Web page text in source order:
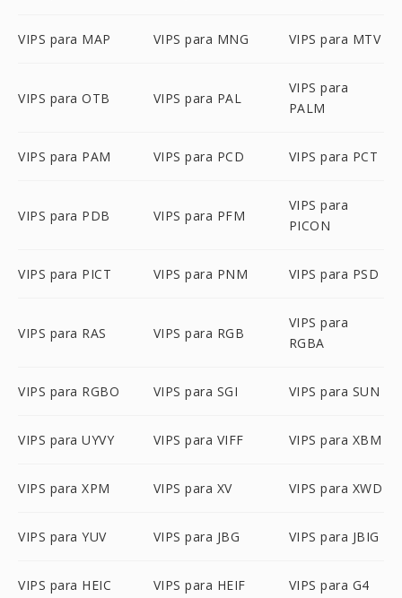
VIPS para MAP VIPS para MNG VIPS para MTV
VIPS para OTB VIPS para PAL
VIPS para
PALM
VIPS para PAM VIPS para PCD VIPS para PCT
VIPS para PDB VIPS para PFM
VIPS para
PICON
VIPS para PICT VIPS para PNM VIPS para PSD
VIPS para RAS VIPS para RGB
VIPS para
RGBA
VIPS para RGBO VIPS para SGI VIPS para SUN
VIPS para UYVY VIPS para VIFF VIPS para XBM
VIPS para XPM VIPS para XV VIPS para XWD
VIPS para YUV VIPS para JBG VIPS para JBIG
VIPS para HEIC VIPS para HEIF VIPS para G4